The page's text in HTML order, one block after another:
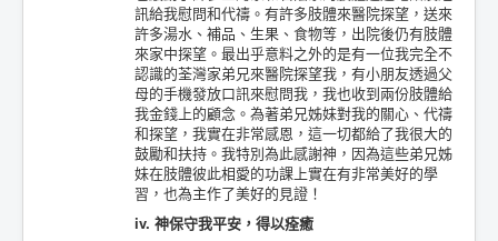
訊給我慰問和代禱。有許多肢體來醫院探望，送來
許多湯水、補品、生果、食物等，出院後仍有肢體
來家中探望。最出乎意料之外的是有一位我完全不
認識的荃灣家弟兄來醫院探望我，有小朋友透過父
母的手機發放口訊來慰問我，我也收到兩份肢體給
我金錢上的顧念。為著弟兄姊妹對我的關心、代禱
和探望，我實在非常感恩，這一切都給了我很大的
鼓勵和扶持。我特別為此感謝神，因為這些弟兄姊
妹在肢體彼此相愛的功課上實在有非常美好的學
習，也為主作了美好的見證！
iv. 神保守我平安，得以痊癒